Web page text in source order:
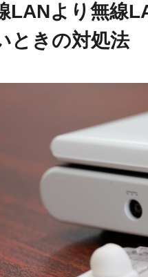
LANより無線
ときの対処法